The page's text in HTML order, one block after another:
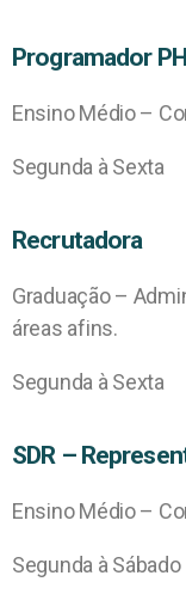
Programador
Ensino Médio –
Segunda à Sexta
Recrutadora
Graduação –
áreas afins.
Segunda à Sexta
SDR –
Ensino Médio –
Segunda à Sábado